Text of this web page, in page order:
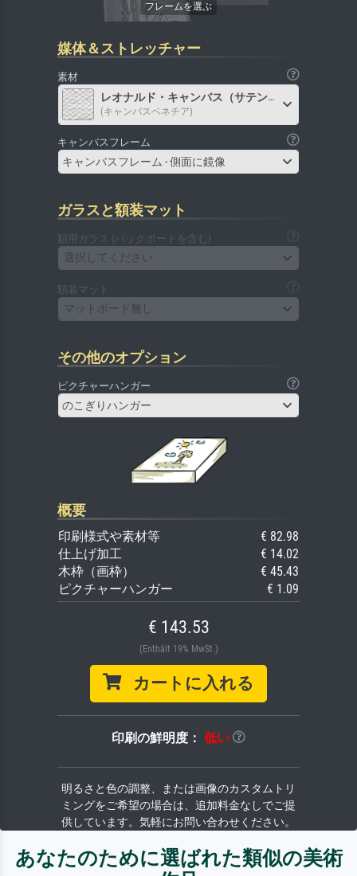
媒体＆ストレッチャー
素材
レオナルド・キャンバス（サテン）
(キャンバスベネチア)
キャンバスフレーム
キャンバスフレーム - 側面に鏡像
ガラスと額装マット
額用ガラス (バックボードを含む)
選択してください
額装マット
マットボード無し
その他のオプション
ピクチャーハンガー
のこぎりハンガー
概要
印刷様式や素材等
€ 82.98
仕上げ加工
€ 14.02
木枠（画枠）
€ 45.43
ピクチャーハンガー
€ 1.09
€ 143.53
(Enthält 19% MwSt.)
カートに入れる
印刷の鮮明度： 低い
明るさと色の調整、または画像のカスタムトリ
ミングをご希望の場合は、追加料金なしでご提
供しています。気軽にお問い合わせください。
あなたのために選ばれた類似の美術